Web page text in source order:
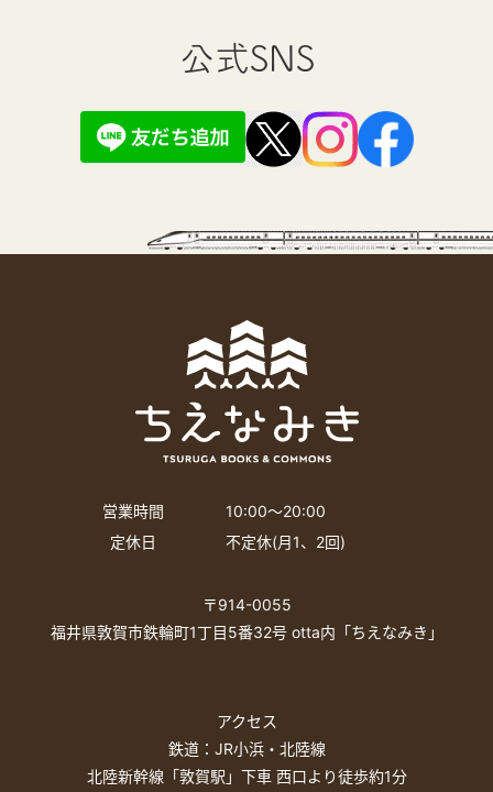
公式SNS
営業時間
10:00〜20:00
定休日
不定休(月1、2回)
〒914-0055
福井県敦賀市鉄輪町1丁目5番32号 otta内「ちえなみき」
アクセス
鉄道：JR小浜・北陸線
北陸新幹線「敦賀駅」下車 西口より徒歩約1分